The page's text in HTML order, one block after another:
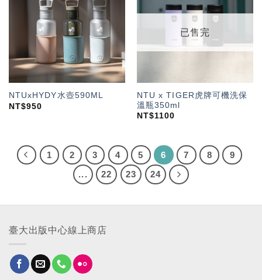
「願
單」
NTUxHYDY水壺590ML
NT$950
望輕
已售完
NTU x TIGER虎牌可機洗保
溫瓶350ml
NT$1100
1 2 3 4 5 6 7 8
9
...
22 23 24
臺大出版中心線上商店